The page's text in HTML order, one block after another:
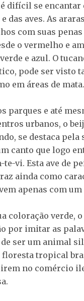
difícil se encantar
das aves. As
com suas
o vermelho e
e azul. O
pode ser visto
em áreas de mata.
parques e até
urbanos, o
se destaca pela
canto que logo
te-vi. Esta ave de
ainda como
apenas com
coloração verde,
por imitar as
ser um animal
floresta tropical
no comércio